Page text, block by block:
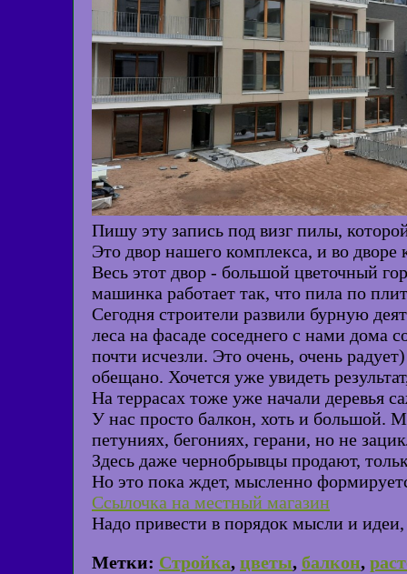
Пишу эту запись под визг пилы,
Это двор нашего комплекса, и во дворе
Весь этот двор - большой цветочный
машинка работает так, что пила по
Сегодня строители развили бурную
леса на фасаде соседнего с нами дома
почти исчезли. Это очень, очень
обещано. Хочется уже увидеть
На террасах тоже уже начали деревья
У нас просто балкон, хоть и большой.
петуниях, бегониях, герани, но не
Здесь даже чернобрывцы продают,
Но это пока ждет, мысленно
Ссылочка на местный магазин
Надо привести в порядок мысли и
Метки: Стройка, цветы, балкон,